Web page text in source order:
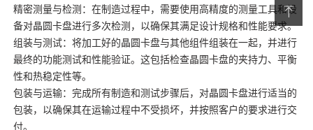
精密测量与检测：在制造过程中，需要使用高精度的测量工具和设
备对晶圆卡盘进行多次检测，以确保其满足设计规格和性能要求。
组装与测试：将加工好的晶圆卡盘与其他组件组装在一起，并进行
最终的功能测试和性能验证。这包括检查晶圆卡盘的夹持力、平衡
性和热稳定性等。
包装与运输：完成所有制造和测试步骤后，对晶圆卡盘进行适当的
包装，以确保其在运输过程中不受损坏，并按照客户的要求进行交
付。